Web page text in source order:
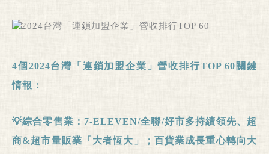
4個 2024台灣「連鎖加盟企業」營收排行TOP 60 關鍵
情報 ：
💡綜合零售業： 7-ELEVEN/全聯/好市多持續領先、超
商&超市量販業「大者恆大」；百貨業成長重心轉向大